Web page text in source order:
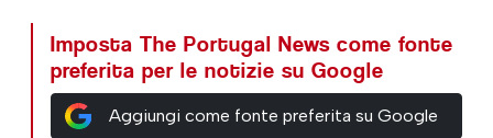
Imposta The Portugal News come fonte
preferita per le notizie su Google
Aggiungi come fonte preferita su Google